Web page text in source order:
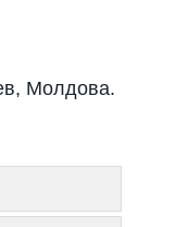
Молдова.